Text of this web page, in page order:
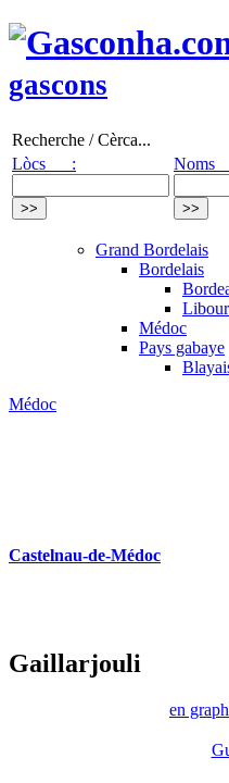
gascons
Recherche / Cèrca...
Lòcs :
Grand Bordelais
Bordelais
Médoc
Pays gabaye
Médoc
Castelnau-de-Médoc
Gaillarjouli
en